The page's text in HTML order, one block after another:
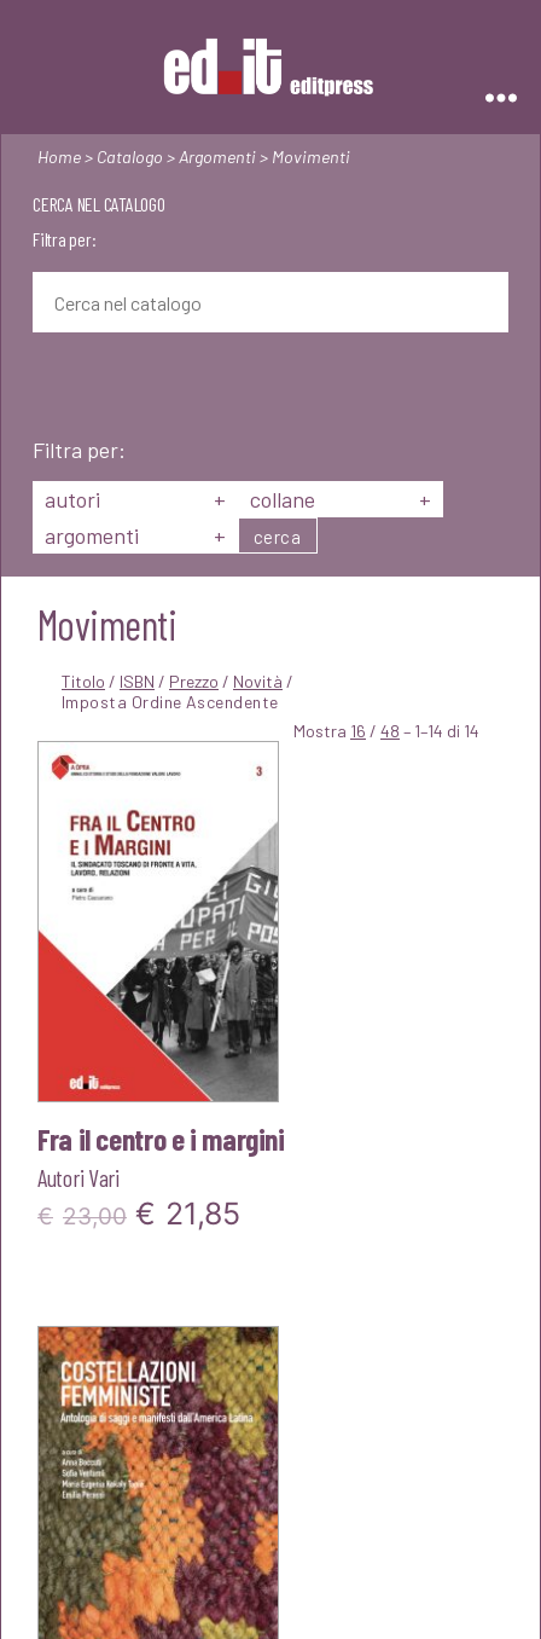
Home> Catalogo > Argomenti> Movimenti
CERCA NEL CATALOGO
Filtra per:
Filtra per:
autori
+ collane
+
argomenti
+ cerca
Movimenti
Titolo / ISBN / Prezzo / Novità /
Mostra 16 / 48 – 1–14 di 14
Fra il centro e i margini
Autori Vari
€ 23,00 Il
era:
€23,00.
€ 21,85
è:
€21,85.